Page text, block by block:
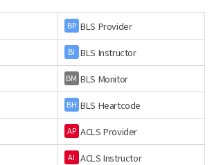
BP BLS Provider
BI BLS Instructor
BM BLS Monitor
BH BLS Heartcode
AP ACLS Provider
AI ACLS Instructor